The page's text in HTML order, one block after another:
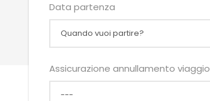
Data partenza
Assicurazione annullamento viaggio